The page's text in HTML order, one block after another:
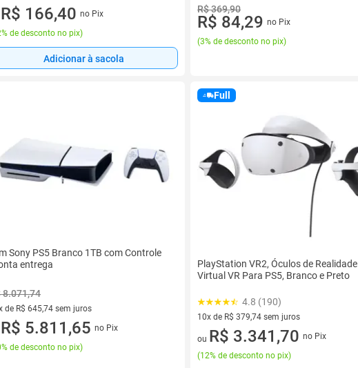
de R$ 94,55 sem juros
R$ 166,40 no Pix
de desconto no pix)
Adicionar à sacola
R$ 369,90
R$ 84,29 no Pix
(3% de desconto no pix)
Sony PS5 Branco 1TB com Controle
entrega
8.071,74
de R$ 645,74 sem juros
vez de R$ 645,74 sem juros
R$ 5.811,65 no Pix
de desconto no pix)
Full
PlayStation VR2, Óculos de Realidade
Virtual VR Para PS5, Branco e Preto
4.8 (190)
10x de R$ 379,74 sem juros
10 vez de R$ 379,74 sem juros
ou R$ 3.341,70 no Pix
(12% de desconto no pix)